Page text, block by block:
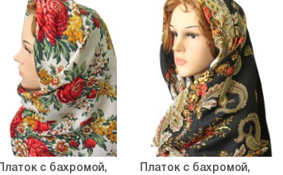
Платок с бахромой,
Платок с бахромой,